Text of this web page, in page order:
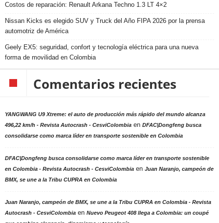
Costos de reparación: Renault Arkana Techno 1.3 LT 4×2
Nissan Kicks es elegido SUV y Truck del Año FIPA 2026 por la prensa
automotriz de América
Geely EX5: seguridad, confort y tecnología eléctrica para una nueva
forma de movilidad en Colombia
Comentarios recientes
YANGWANG U9 Xtreme: el auto de producción más rápido del mundo alcanza
496,22 km/h - Revista Autocrash - CesviColombia en DFAC|Dongfeng busca
consolidarse como marca líder en transporte sostenible en Colombia
DFAC|Dongfeng busca consolidarse como marca líder en transporte sostenible
en Colombia - Revista Autocrash - CesviColombia en Juan Naranjo, campeón de
BMX, se une a la Tribu CUPRA en Colombia
Juan Naranjo, campeón de BMX, se une a la Tribu CUPRA en Colombia - Revista
Autocrash - CesviColombia en Nuevo Peugeot 408 llega a Colombia: un coupé